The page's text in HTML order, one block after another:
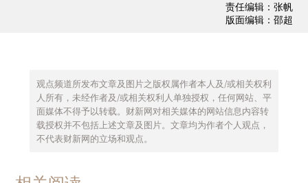
责任编辑：张帆
版面编辑：邵超
观点频道所发布文章及图片之版权属作者本人及/或相关权利
人所有，未经作者及/或相关权利人单独授权，任何网站、平
面媒体不得予以转载。财新网对相关媒体的网站信息内容转
载授权并不包括上述文章及图片。文章均为作者个人观点，
不代表财新网的立场和观点。